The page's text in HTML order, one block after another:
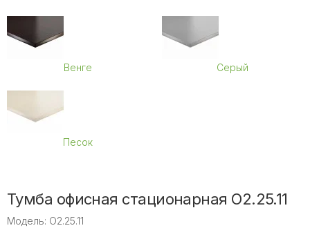
Венге Серый
Песок
Тумба офисная стационарная O2.25.11
Модель: O2.25.11